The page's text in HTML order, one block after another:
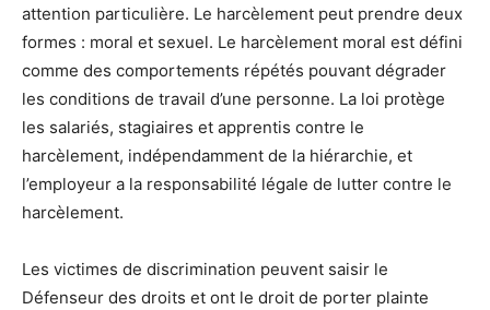
attention particulière. Le harcèlement peut prendre deux
formes : moral et sexuel. Le harcèlement moral est défini
comme des comportements répétés pouvant dégrader
les conditions de travail d’une personne. La loi protège
les salariés, stagiaires et apprentis contre le
harcèlement, indépendamment de la hiérarchie, et
l’employeur a la responsabilité légale de lutter contre le
harcèlement.
Les victimes de discrimination peuvent saisir le
Défenseur des droits et ont le droit de porter plainte